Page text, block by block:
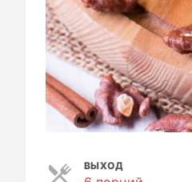
ВЫХОД